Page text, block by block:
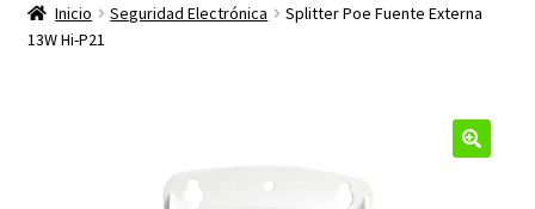
hijo
productos
Inicio Seguridad Electrónica
Splitter Poe Fuente Externa
13W Hi-P21